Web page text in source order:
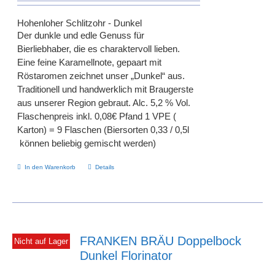
Hohenloher Schlitzohr - Dunkel
Der dunkle und edle Genuss für
Bierliebhaber, die es charaktervoll lieben.
Eine feine Karamellnote, gepaart mit
Röstaromen zeichnet unser „Dunkel“ aus.
Traditionell und handwerklich mit Braugerste
aus unserer Region gebraut. Alc. 5,2 % Vol.
Flaschenpreis inkl. 0,08€ Pfand 1 VPE (
Karton) = 9 Flaschen (Biersorten 0,33 / 0,5l
können beliebig gemischt werden)
In den Warenkorb Details
Nicht auf Lager
FRANKEN BRÄU Doppelbock
Dunkel Florinator